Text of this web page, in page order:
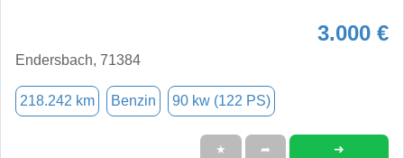
3.000 €
Endersbach, 71384
218.242 km Benzin 90 kw (122 PS)
★ ➦ ➜